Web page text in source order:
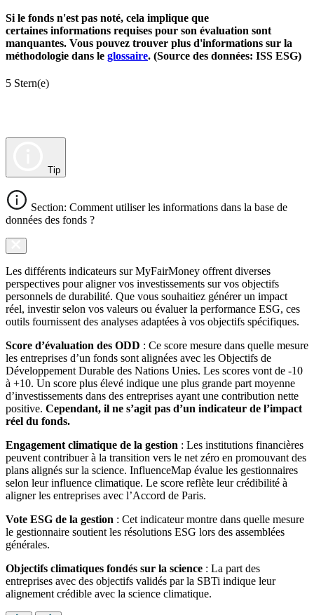
Si le fonds n'est pas noté, cela implique que
certaines informations requises pour son évaluation sont
manquantes. Vous pouvez trouver plus d'informations sur la
méthodologie dans le glossaire. (Source des données: ISS ESG)
5 Stern(e)
Tip
Section: Comment utiliser les informations dans la base de
données des fonds ?
Les différents indicateurs sur MyFairMoney offrent diverses
perspectives pour aligner vos investissements sur vos objectifs
personnels de durabilité. Que vous souhaitiez générer un impact
réel, investir selon vos valeurs ou évaluer la performance ESG, ces
outils fournissent des analyses adaptées à vos objectifs spécifiques.
Score d’évaluation des ODD : Ce score mesure dans quelle mesure
les entreprises d’un fonds sont alignées avec les Objectifs de
Développement Durable des Nations Unies. Les scores vont de -10
à +10. Un score plus élevé indique une plus grande part moyenne
d’investissements dans des entreprises ayant une contribution nette
positive. Cependant, il ne s’agit pas d’un indicateur de l’impact
réel du fonds.
Engagement climatique de la gestion : Les institutions financières
peuvent contribuer à la transition vers le net zéro en promouvant des
plans alignés sur la science. InfluenceMap évalue les gestionnaires
selon leur influence climatique. Le score reflète leur crédibilité à
aligner les entreprises avec l’Accord de Paris.
Vote ESG de la gestion : Cet indicateur montre dans quelle mesure
le gestionnaire soutient les résolutions ESG lors des assemblées
générales.
Objectifs climatiques fondés sur la science : La part des
entreprises avec des objectifs validés par la SBTi indique leur
alignement crédible avec la science climatique.